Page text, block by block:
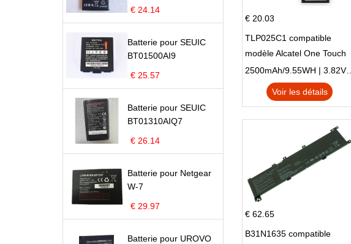
€ 24.14
Batterie pour SEUIC
BT01500AI9
€ 25.57
Batterie pour SEUIC
BT01310AIQ7
€ 26.14
Batterie pour Netgear
W-7
€ 29.97
Batterie pour UROVO
€ 20.03
TLP025C1 compatible
modèle Alcatel One Touch
Pop 4 Plus OT-5056D
2500mAh/9.55WH | 3.82V | Li-ion ...
Voir les détails
€ 62.65
B31N1635 compatible